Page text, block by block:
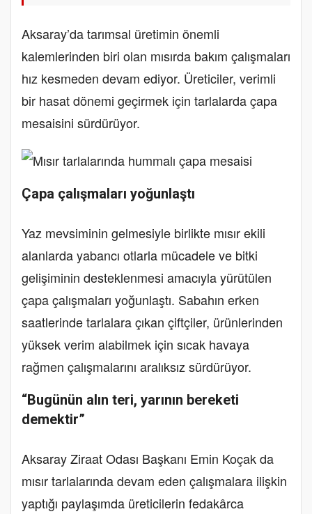
Aksaray’da tarımsal üretimin önemli
kalemlerinden biri olan mısırda bakım çalışmaları
hız kesmeden devam ediyor. Üreticiler, verimli
bir hasat dönemi geçirmek için tarlalarda çapa
mesaisini sürdürüyor.
Çapa çalışmaları yoğunlaştı
Yaz mevsiminin gelmesiyle birlikte mısır ekili
alanlarda yabancı otlarla mücadele ve bitki
gelişiminin desteklenmesi amacıyla yürütülen
çapa çalışmaları yoğunlaştı. Sabahın erken
saatlerinde tarlalara çıkan çiftçiler, ürünlerinden
yüksek verim alabilmek için sıcak havaya
rağmen çalışmalarını aralıksız sürdürüyor.
“Bugünün alın teri, yarının bereketi
demektir”
Aksaray Ziraat Odası Başkanı Emin Koçak da
mısır tarlalarında devam eden çalışmalara ilişkin
yaptığı paylaşımda üreticilerin fedakârca